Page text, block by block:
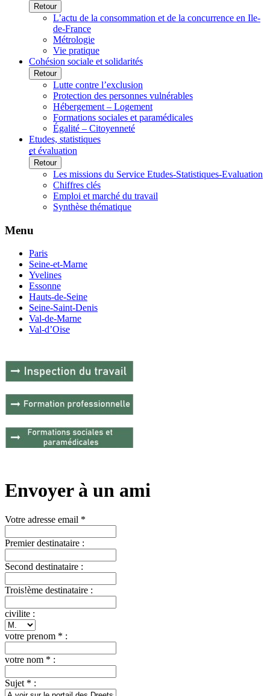
Retour
L’actu de la consommation et de la concurrence en Ile-
de-France
Métrologie
Vie pratique
Cohésion sociale et solidarités
Retour
Lutte contre l’exclusion
Protection des personnes vulnérables
Hébergement – Logement
Formations sociales et paramédicales
Égalité – Citoyenneté
Etudes, statistiques
et évaluation
Retour
Les missions du Service Etudes-Statistiques-Evaluation
Chiffres clés
Emploi et marché du travail
Synthèse thématique
Menu
Paris
Seine-et-Marne
Yvelines
Essonne
Hauts-de-Seine
Seine-Saint-Denis
Val-de-Marne
Val-d’Oise
Envoyer à un ami
Votre adresse email *
Premier destinataire :
Second destinataire :
Trois!ème destinataire :
civilite :
votre prenom * :
votre nom * :
Sujet * :